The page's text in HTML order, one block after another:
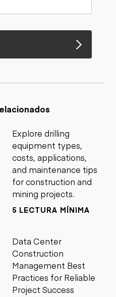
Explore drilling
equipment types,
costs, applications,
and maintenance tips
for construction and
mining projects.
5 LECTURA MÍNIMA
Data Center
Construction
Management Best
Practices for Reliable
Project Success